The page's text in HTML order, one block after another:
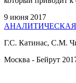
9 июня 2017
Г.С. Катинас, С.М.
Москва - Бейрут